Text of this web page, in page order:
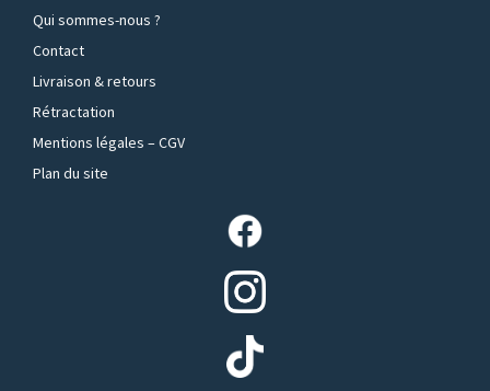
Qui sommes-nous ?
Contact
Livraison & retours
Rétractation
Mentions légales – CGV
Plan du site